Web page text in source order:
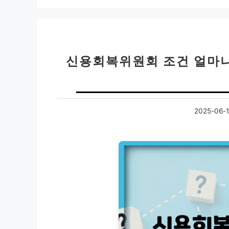
신용회복위원회 조건 얼마
2025-06-